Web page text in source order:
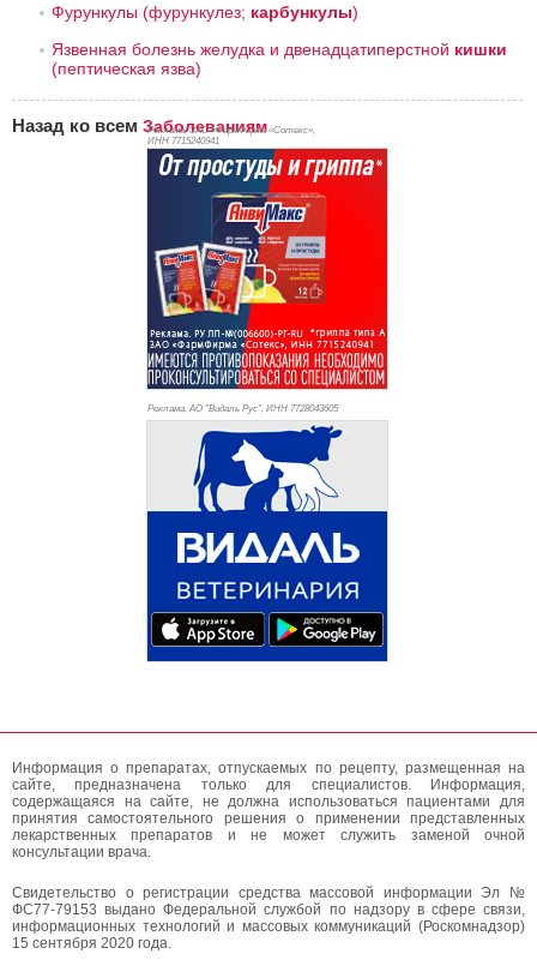
Фурункулы (фурункулез; карбункулы)
Язвенная болезнь желудка и двенадцатиперстной кишки
(пептическая язва)
Назад ко всем Заболеваниям
Реклама. ЗАО «ФармФирма «Сотекс»,
ИНН 7715240941
Реклама. АО "Видаль Рус", ИНН 7728043605
Информация о препаратах, отпускаемых по рецепту, размещенная на
сайте, предназначена только для специалистов. Информация,
содержащаяся на сайте, не должна использоваться пациентами для
принятия самостоятельного решения о применении представленных
лекарственных препаратов и не может служить заменой очной
консультации врача.
Свидетельство о регистрации средства массовой информации Эл №
ФС77-79153 выдано Федеральной службой по надзору в сфере связи,
информационных технологий и массовых коммуникаций (Роскомнадзор)
15 сентября 2020 года.